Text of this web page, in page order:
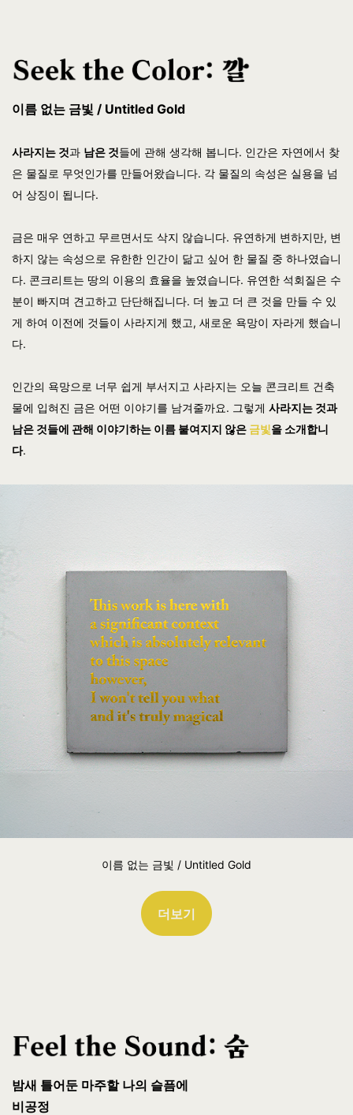
이름 없는 금빛 / Untitled Gold
사라지는 것과 남은 것들에 관해 생각해 봅니다. 인간은 자연에서 찾
은 물질로 무엇인가를 만들어왔습니다. 각 물질의 속성은 실용을 넘
어 상징이 됩니다.
금은 매우 연하고 무르면서도 삭지 않습니다. 유연하게 변하지만, 변
하지 않는 속성으로 유한한 인간이 닮고 싶어 한 물질 중 하나였습니
다. 콘크리트는 땅의 이용의 효율을 높였습니다. 유연한 석회질은 수
분이 빠지며 견고하고 단단해집니다. 더 높고 더 큰 것을 만들 수 있
게 하여 이전에 것들이 사라지게 했고, 새로운 욕망이 자라게 했습니
다.
인간의 욕망으로 너무 쉽게 부서지고 사라지는 오늘 콘크리트 건축
물에 입혀진 금은 어떤 이야기를 남겨줄까요. 그렇게 사라지는 것과
남은 것들에 관해 이야기하는 이름 붙여지지 않은 금빛을 소개합니
다.
이름 없는 금빛 / Untitled Gold
더보기
밤새 틀어둔 마주할 나의 슬픔에
비공정